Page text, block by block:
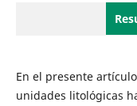
En el presente
unidades litológicas